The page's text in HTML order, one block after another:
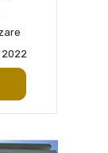
2022